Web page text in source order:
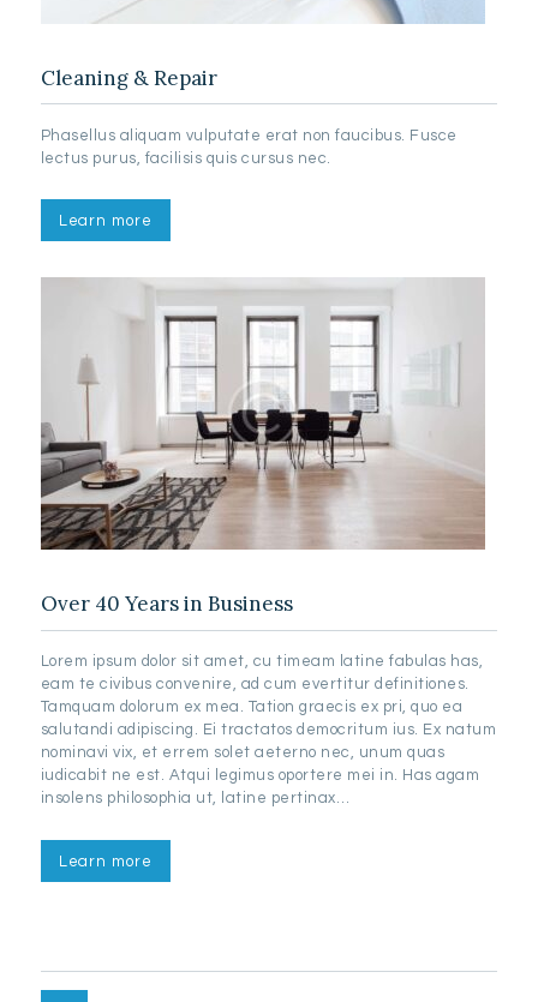
Cleaning & Repair
Phasellus aliquam vulputate erat non faucibus. Fusce
lectus purus, facilisis quis cursus nec.
Learn more
Over 40 Years in Business
Lorem ipsum dolor sit amet, cu timeam latine fabulas has,
eam te civibus convenire, ad cum evertitur definitiones.
Tamquam dolorum ex mea. Tation graecis ex pri, quo ea
salutandi adipiscing. Ei tractatos democritum ius. Ex natum
nominavi vix, et errem solet aeterno nec, unum quas
iudicabit ne est. Atqui legimus oportere mei in. Has agam
insolens philosophia ut, latine pertinax…
Learn more
Posts